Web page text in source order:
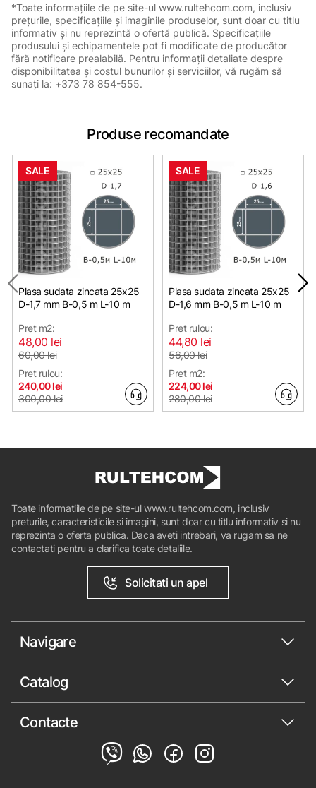
*Toate informațiile de pe site-ul www.rultehcom.com, inclusiv
prețurile, specificațiile și imaginile produselor, sunt doar cu titlu
informativ și nu reprezintă o ofertă publică. Specificațiile
produsului și echipamentele pot fi modificate de producător
fără notificare prealabilă. Pentru informații detaliate despre
disponibilitatea și costul bunurilor și serviciilor, vă rugăm să
sunați la: +373 78 854-555.
Produse recomandate
SALE
Plasa sudata zincata 25х25
D-1,7 mm B-0,5 m L-10 m
Pret m2:
48,00 lei
60,00 lei
Pret rulou:
240,00 lei
300,00 lei
SALE
Plasa sudata zincata 25х25
D-1,6 mm B-0,5 m L-10 m
Pret rulou:
44,80 lei
56,00 lei
Pret m2:
224,00 lei
280,00 lei
Toate informatiile de pe site-ul www.rultehcom.com, inclusiv
preturile, caracteristicile si imagini, sunt doar cu titlu informativ si nu
reprezinta o oferta publica. Daca aveti intrebari, va rugam sa ne
contactati pentru a clarifica toate detaliile.
Solicitati un apel
Navigare
Catalog
Contacte